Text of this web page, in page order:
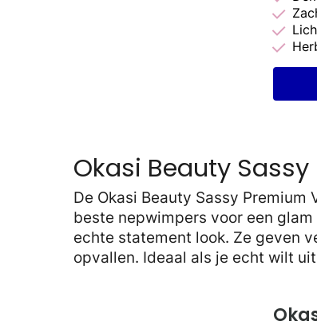
Okasi Beauty
De Okasi Beauty Sassy Premium
beste nepwimpers voor een
echte statement look. Ze geven
opvallen. Ideaal als je echt wilt